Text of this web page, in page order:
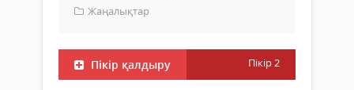
Жаңалықтар
Пікір қалдыру Пікір2